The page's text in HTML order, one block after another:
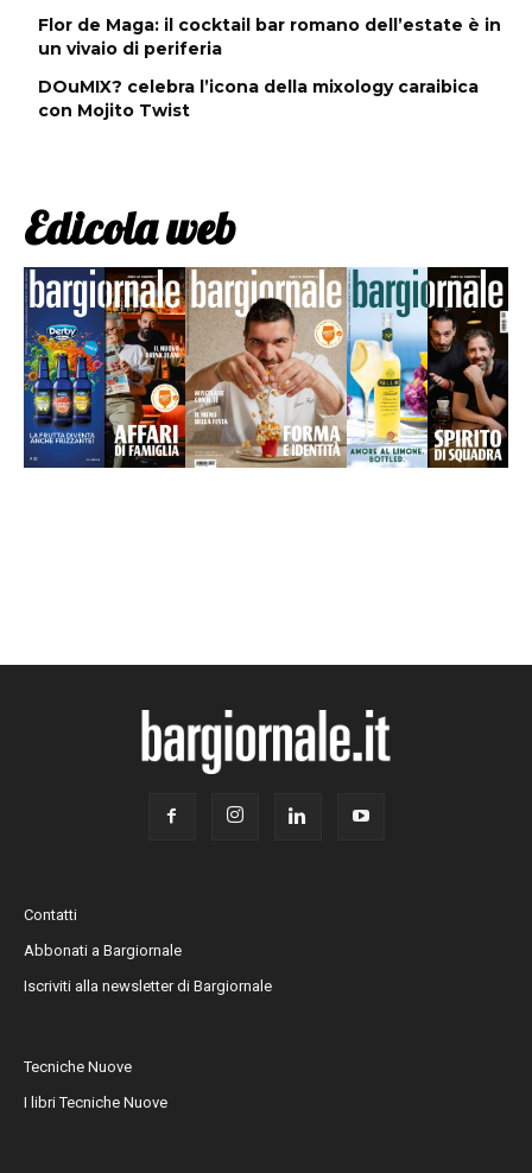
Flor de Maga: il cocktail bar romano dell’estate è in
un vivaio di periferia
DOuMIX? celebra l’icona della mixology caraibica
con Mojito Twist
Edicola web
Contatti
Abbonati a Bargiornale
Iscriviti alla newsletter di Bargiornale
Tecniche Nuove
I libri Tecniche Nuove